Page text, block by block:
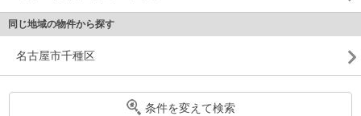
同じ地域の物件から探す
名古屋市千種区
条件を変えて検索